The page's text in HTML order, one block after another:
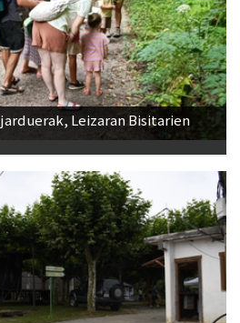
Leizaran Bisitarien